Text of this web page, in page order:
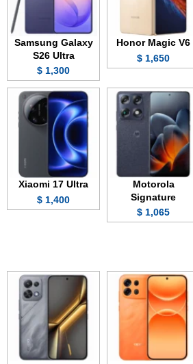
Honor Magic V6
1,650 $
Samsung Galaxy
S26 Ultra
1,300 $
Motorola
Signature
1,065 $
Xiaomi 17 Ultra
1,400 $